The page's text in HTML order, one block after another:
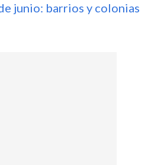
junio: barrios y colonias